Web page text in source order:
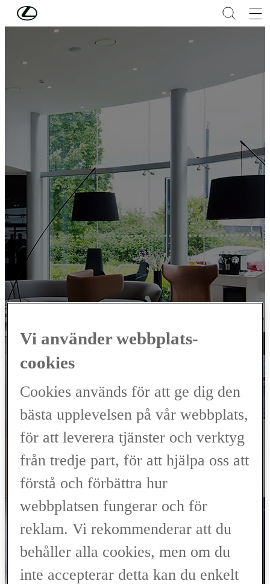
Hoppa till huvudinnehåll
VÄLKOMMEN TILL
LEXUS
SERVICE
MOTALA
Verkstad, Skadeverkstad
BOKA SERVICE
Kontakta oss
Vi använder webbplats-
cookies
Cookies används för att ge dig den
bästa upplevelsen på vår webbplats,
för att leverera tjänster och verktyg
från tredje part, för att hjälpa oss att
förstå och förbättra hur
webbplatsen fungerar och för
reklam. Vi rekommenderar att du
behåller alla cookies, men om du
inte accepterar detta kan du enkelt